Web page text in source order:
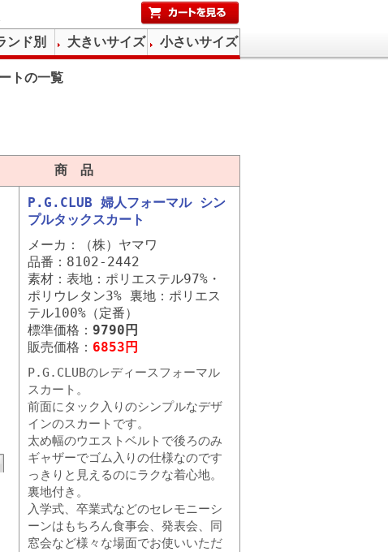
トの一覧
商 品
P.G.CLUB 婦人フォーマル シン
プルタックスカート
メーカ：（株）ヤマワ
品番：8102-2442
素材：表地：ポリエステル97%・
ポリウレタン3% 裏地：ポリエス
テル100%（定番）
標準価格： 9790円
販売価格： 6853円
P.G.CLUBのレディースフォーマル
スカート。
前面にタック入りのシンプルなデザ
インのスカートです。
太め幅のウエストベルトで後ろのみ
ギャザーでゴム入りの仕様なのです
っきりと見えるのにラクな着心地。
裏地付き。
入学式、卒業式などのセレモニーシ
ーンはもちろん食事会、発表会、同
窓会など様々な場面でお使いいただ
ンド別 大きいサイズ 小さいサイズ